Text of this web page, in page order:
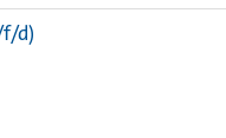
f/d)